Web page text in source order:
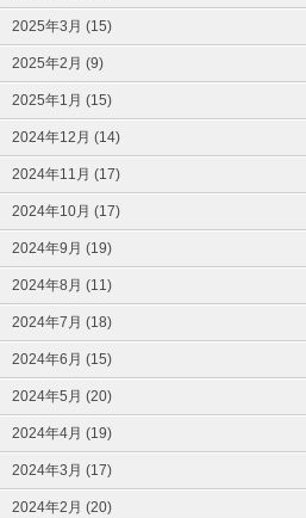
2025年3月 (15)
2025年2月 (9)
2025年1月 (15)
2024年12月 (14)
2024年11月 (17)
2024年10月 (17)
2024年9月 (19)
2024年8月 (11)
2024年7月 (18)
2024年6月 (15)
2024年5月 (20)
2024年4月 (19)
2024年3月 (17)
2024年2月 (20)